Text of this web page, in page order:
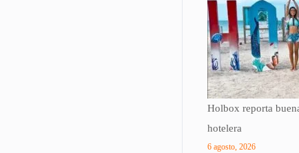
Holbox reporta
hotelera
6 agosto, 2026